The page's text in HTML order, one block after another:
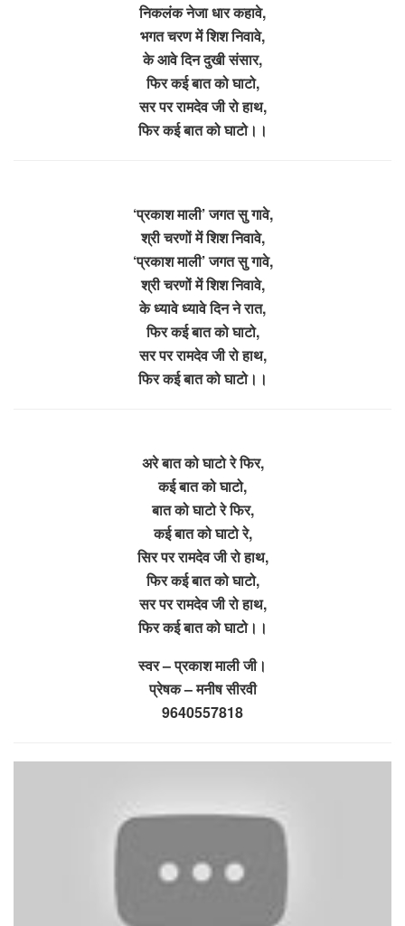
निकलंक नेजा धार कहावे,
भगत चरण में शिश निवावे,
के आवे दिन दुखी संसार,
फिर कई बात को घाटो,
सर पर रामदेव जी रो हाथ,
फिर कई बात को घाटो।।
‘प्रकाश माली’ जगत सु गावे,
श्री चरणों में शिश निवावे,
‘प्रकाश माली’ जगत सु गावे,
श्री चरणों में शिश निवावे,
के ध्यावे ध्यावे दिन ने रात,
फिर कई बात को घाटो,
सर पर रामदेव जी रो हाथ,
फिर कई बात को घाटो।।
अरे बात को घाटो रे फिर,
कई बात को घाटो,
बात को घाटो रे फिर,
कई बात को घाटो रे,
सिर पर रामदेव जी रो हाथ,
फिर कई बात को घाटो,
सर पर रामदेव जी रो हाथ,
फिर कई बात को घाटो।।
स्वर – प्रकाश माली जी।
प्रेषक – मनीष सीरवी
9640557818